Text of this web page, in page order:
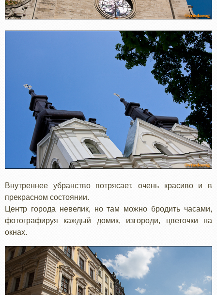
Внутреннее убранство потрясает, очень красиво и в
прекрасном состоянии.
Центр города невелик, но там можно бродить часами,
фотографируя каждый домик, изгороди, цветочки на
окнах.